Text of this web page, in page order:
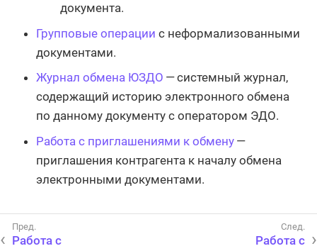
документа.
Групповые операции с неформализованными
документами.
Журнал обмена ЮЗДО — системный журнал,
содержащий историю электронного обмена
по данному документу с оператором ЭДО.
Работа с приглашениями к обмену —
приглашения контрагента к началу обмена
электронными документами.
Работа с
Работа с